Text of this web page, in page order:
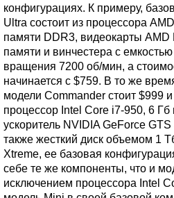
конфигурациях. К примеру,
Ultra состоит из процессора
памяти DDR3, видеокарты
памяти и винчестера с
вращения 7200 об/мин, а
начинается с $759. В то же
модели Commander стоит $999
процессор Intel Core i7-950, 6
ускоритель NVIDIA GeForce
также жесткий диск объемом 1
Xtreme, ее базовая
себе те же компоненты, что и
исключением процессора Intel